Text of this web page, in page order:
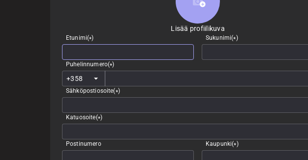
Lisää profiilikuva
Lisää profiilikuva
Etunimi(*) Sukunimi(*)
Puhelinnumero(*)
Sähköpostiosoite(*)
Katuosoite(*)
Postinumero Kaupunki(*)